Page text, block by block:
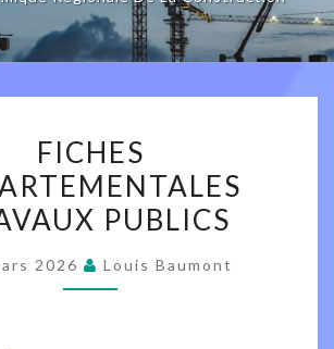
DÉPARTEMENTALES
TRAVAUX
PUBLICS
FICHES
PUBLICS
2026 Louis Baumont